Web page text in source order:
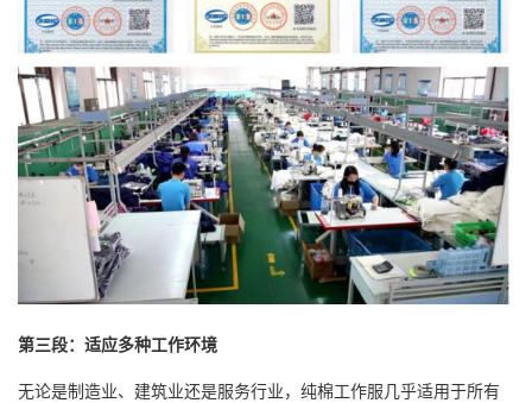
第三段：适应多种工作环境
无论是制造业、建筑业还是服务行业，纯棉工作服几乎适用于所有